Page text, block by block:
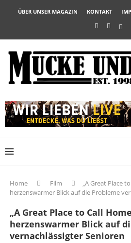
ÜBER UNSER MAGAZIN KONTAKT
Home Film
„A Great Place
herzenswarmer Blick auf die Probleme
„A Great Place to Call
herzenswarmer Blick auf
vernachlässigter Senioren